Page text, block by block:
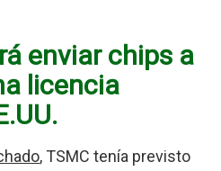
enviar chips a
licencia
, TSMC tenía previsto